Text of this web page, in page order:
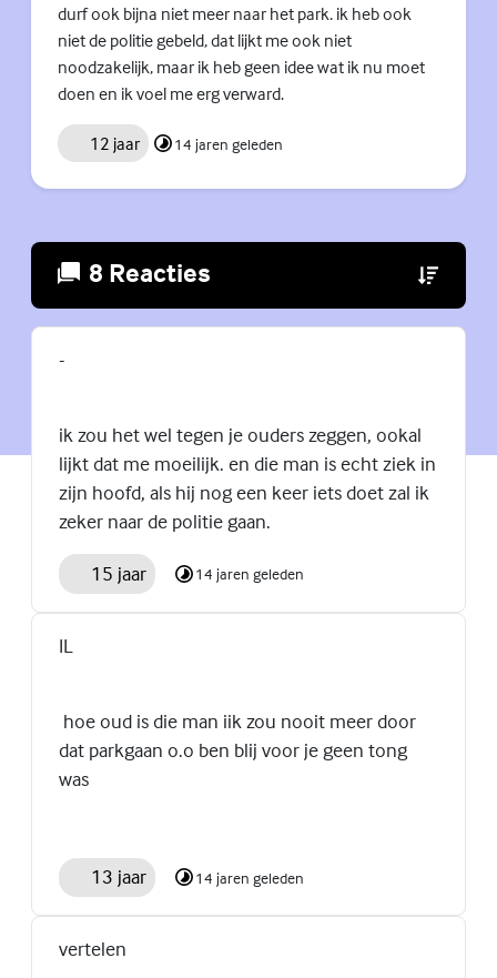
durf ook bijna niet meer naar het park. ik heb ook
niet de politie gebeld, dat lijkt me ook niet
noodzakelijk, maar ik heb geen idee wat ik nu moet
doen en ik voel me erg verward.
12 jaar 14 jaren geleden
8 Reacties (Externe
-
ik zou het wel tegen je ouders zeggen, ookal
lijkt dat me moeilijk. en die man is echt ziek in
zijn hoofd, als hij nog een keer iets doet zal ik
zeker naar de politie gaan.
15 jaar 14 jaren geleden
IL
hoe oud is die man iik zou nooit meer door
dat parkgaan o.o ben blij voor je geen tong
was
13 jaar 14 jaren geleden
vertelen